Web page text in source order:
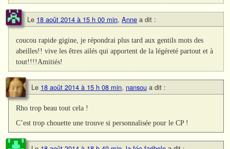
Le 18 août 2014 à 15 h 00 min, Anne a dit :
coucou rapide gigine, je répondrai plus tard aux gentils mots des
abeilles!! vive les êtres ailés qui apportent de la légéreté partout et à
tout!!!!Amitiés!
Le 18 août 2014 à 15 h 08 min, nansou a dit :
Rho trop beau tout cela !
C’est trop chouette une trouve si personnalisée pour le CP !